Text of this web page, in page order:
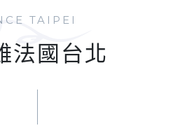
TAIPEI
法國台北